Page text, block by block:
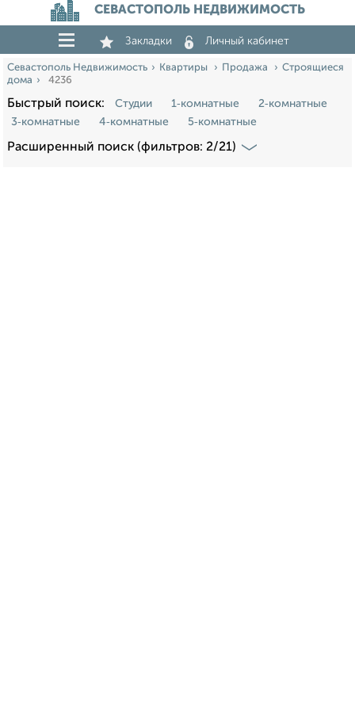
СЕВАСТОПОЛЬ НЕДВИЖИМОСТЬ
Закладки Личный кабинет
Севастополь Недвижимость Квартиры Продажа
Строящиеся
дома
4236
Быстрый поиск: Студии 1‑комнатные
2‑комнатные
3‑комнатные
4‑комнатные 5‑комнатные
Расширенный поиск (фильтров: 2/21)